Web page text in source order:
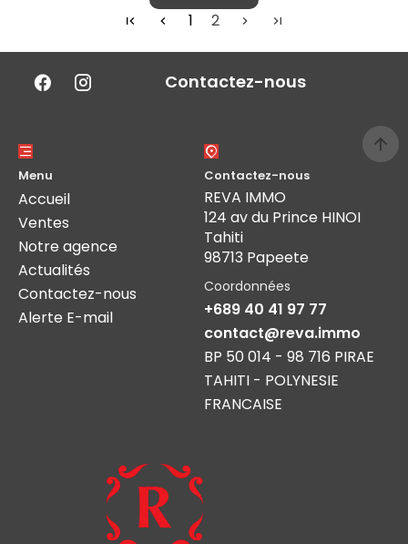
1
2
Contactez-nous
Menu
Accueil
Ventes
Notre agence
Actualités
Contactez-nous
Alerte E-mail
Contactez-nous
REVA IMMO
124 av du Prince HINOI
Tahiti
98713 Papeete
Coordonnées
+689 40 41 97 77
contact@reva.immo
BP 50 014 - 98 716 PIRAE
TAHITI - POLYNESIE
FRANCAISE